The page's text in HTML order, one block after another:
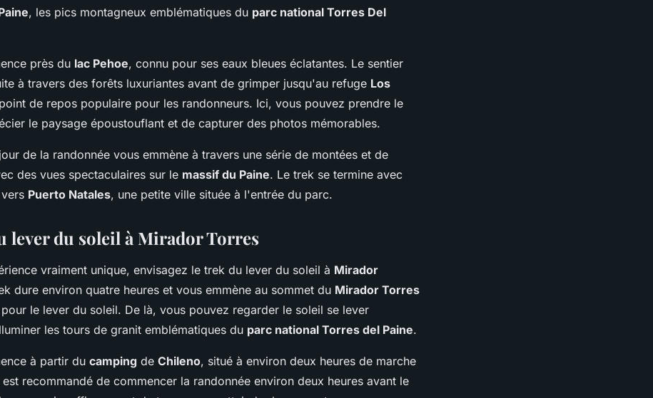
, les pics montagneux emblématiques du parc national Torres Del
près du lac Pehoe, connu pour ses eaux bleues éclatantes. Le sentier
à travers des forêts luxuriantes avant de grimper jusqu'au refuge Los
de repos populaire pour les randonneurs. Ici, vous pouvez prendre le
le paysage époustouflant et de capturer des photos mémorables.
de la randonnée vous emmène à travers une série de montées et de
des vues spectaculaires sur le massif du Paine. Le trek se termine avec
Puerto Natales, une petite ville située à l'entrée du parc.
lever du soleil à Mirador Torres
vraiment unique, envisagez le trek du lever du soleil à Mirador
dure environ quatre heures et vous emmène au sommet du Mirador Torres
le lever du soleil. De là, vous pouvez regarder le soleil se lever
les tours de granit emblématiques du parc national Torres del Paine.
à partir du camping de Chileno, situé à environ deux heures de marche
recommandé de commencer la randonnée environ deux heures avant le